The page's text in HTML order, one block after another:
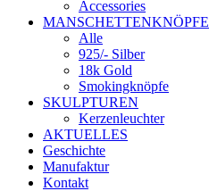
Accessories
MANSCHETTENKNÖPFE
Alle
925/- Silber
18k Gold
Smokingknöpfe
SKULPTUREN
Kerzenleuchter
AKTUELLES
Geschichte
Manufaktur
Kontakt